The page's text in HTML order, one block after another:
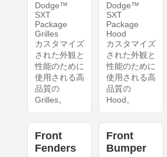
Dodge™
SXT
Package
Grilles
カスタマイズ
された外観と
性能のために
使用される高
品質の
Grilles。
Dodge™
SXT
Package
Hood
カスタマイズ
された外観と
性能のために
使用される高
品質の
Hood。
Front
Fenders
Front
Bumper